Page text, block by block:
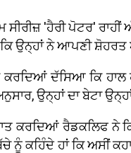
ਸੀਰੀਜ਼ 'ਹੈਰੀ ਪੋਟਰ'
ਕਿ ਉਨ੍ਹਾਂ ਨੇ ਆਪਣੀ
ਕਰਦਿਆਂ ਦੱਸਿਆ ਕਿ
ਉਨ੍ਹਾਂ ਦਾ ਬੇਟਾ
ਕਰਦਿਆਂ ਰੈਡਕਲਿਫ ਨੇ
ਨੂੰ ਕਹਿੰਦੇ ਹਾਂ ਕਿ ਅਸੀਂ